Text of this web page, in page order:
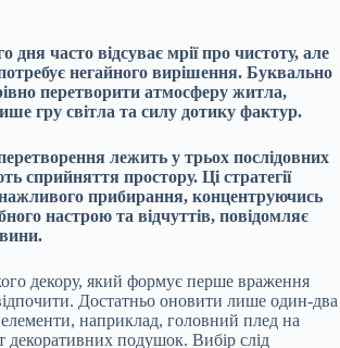
дня часто відсуває мрії про чистоту, але
негайного вирішення. Буквально
перетворити атмосферу житла,
гру світла та силу дотику фактур.
лежить у трьох послідовних
сприйняття простору. Ці стратегії
прибирання, концентруючись
настрою та відчуттів, повідомляє
декору, який формує перше враження
Достатньо оновити лише один-два
елементи, наприклад, головний плед на
декоративних подушок. Вибір слід